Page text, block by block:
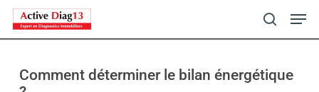
Skip
Comment déterminer le bilan énergétique